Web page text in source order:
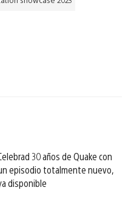
30 años de Quake con
episodio totalmente nuevo,
disponible